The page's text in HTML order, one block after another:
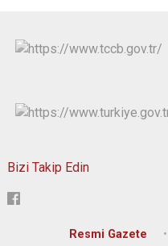
Bizi Takip Edin
Resmi Gazete